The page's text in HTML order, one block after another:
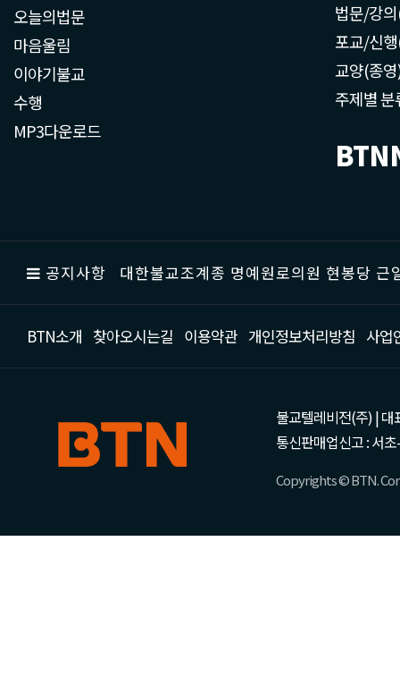
오늘의법문
마음울림
이야기불교
수행
MP3다운로드
법문/강
포교/신
교양(종
주제별 분
공지사항 대한불교조계종 명예원로의원 현봉당
BTN소개 찾아오시는길 이용약관 개인정보처리방침 사업
불교텔레비전(주) | 대
통신판매업신고 : 서
Copyrights © BTN.